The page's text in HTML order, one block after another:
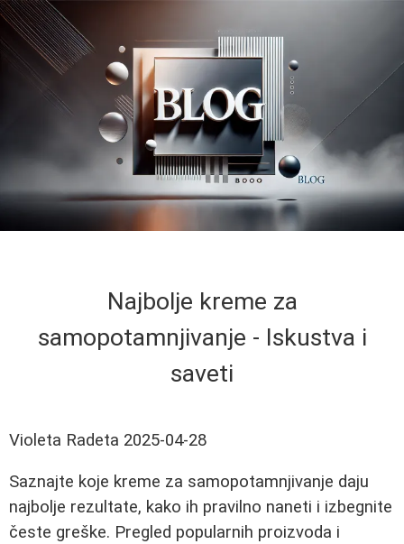
Najbolje kreme za
samopotamnjivanje - Iskustva i
saveti
Violeta Radeta 2025-04-28
Saznajte koje kreme za samopotamnjivanje daju
najbolje rezultate, kako ih pravilno naneti i izbegnite
česte greške. Pregled popularnih proizvoda i